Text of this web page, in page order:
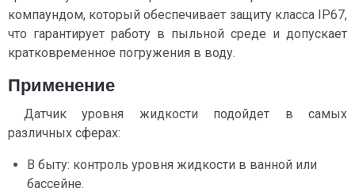
компаундом, который обеспечивает защиту класса IP67,
что гарантирует работу в пыльной среде и допускает
кратковременное погружения в воду.
Применение
Датчик уровня жидкости подойдет в самых
различных сферах:
В быту: контроль уровня жидкости в ванной или
бассейне.